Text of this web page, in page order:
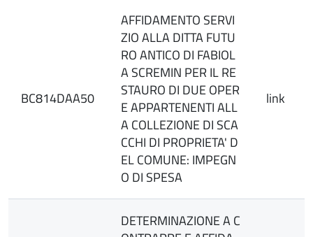
BC814DAA50
AFFIDAMENTO SERVI
ZIO ALLA DITTA FUTU
RO ANTICO DI FABIOL
A SCREMIN PER IL RE
STAURO DI DUE OPER
E APPARTENENTI ALL
A COLLEZIONE DI SCA
CCHI DI PROPRIETA' D
EL COMUNE: IMPEGN
O DI SPESA
link
DETERMINAZIONE A C